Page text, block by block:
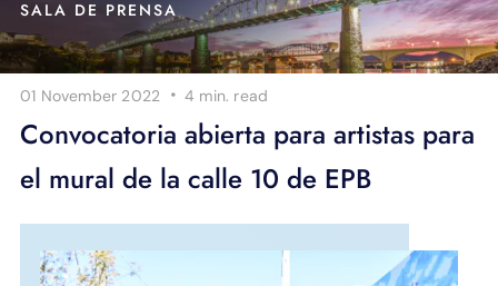
Internet
Energía
Televisión
Teléfono
SALA DE PRENSA
01 November 2022 · 4 min. read
Convocatoria abierta para artistas para
el mural de la calle 10 de EPB